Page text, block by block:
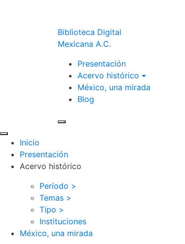
Biblioteca Digital
Mexicana A.C.
Presentación
Acervo histórico
México, una mirada
Blog
Inicio
Presentación
Acervo histórico
Período >
Temas >
Tipo >
Instituciones
México, una mirada